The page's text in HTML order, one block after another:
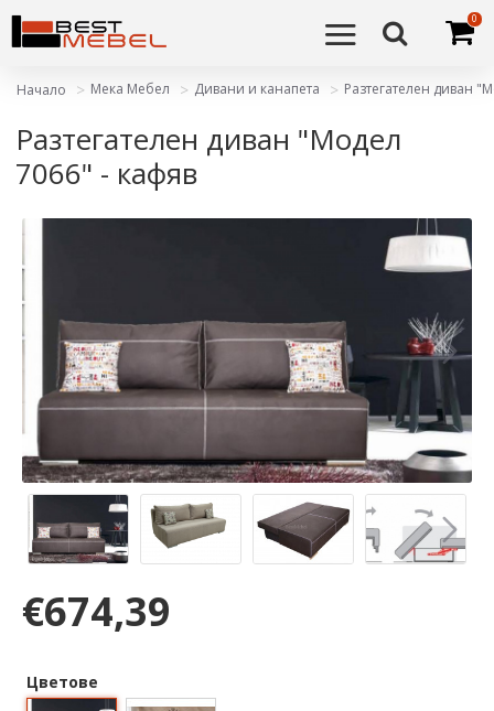
0
Начало Мека Мебел Дивани и канапета Разтегателен диван
Разтегателен диван "Модел
7066" - кафяв
€674,39
Цветове